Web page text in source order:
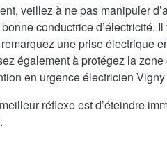
veillez à ne pas manipuler
conductrice d’électricité.
une prise électrique
également à protégez la
en urgence électricien
réflexe est d’éteindre